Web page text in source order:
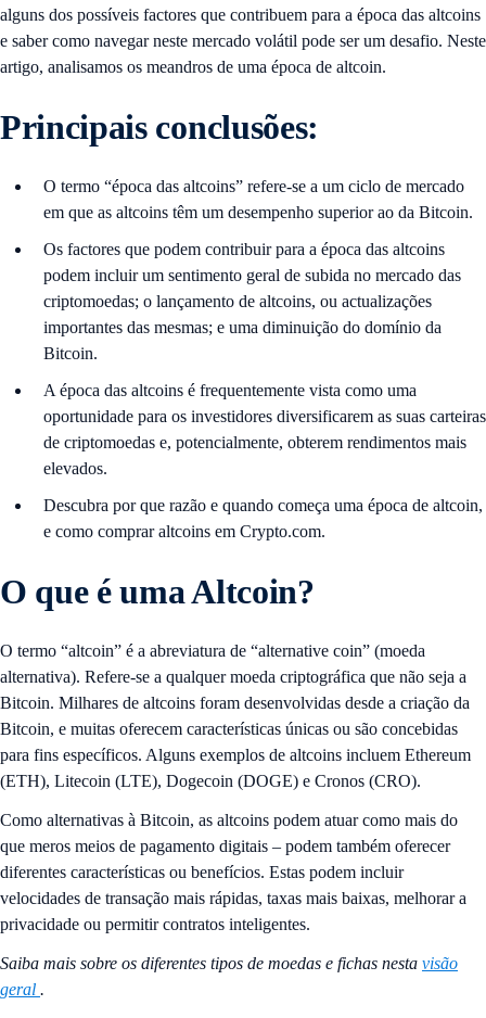
alguns dos possíveis factores que contribuem para a época das altcoins
e saber como navegar neste mercado volátil pode ser um desafio. Neste
artigo, analisamos os meandros de uma época de altcoin.
Principais conclusões:
O termo “época das altcoins” refere-se a um ciclo de mercado
em que as altcoins têm um desempenho superior ao da Bitcoin.
Os factores que podem contribuir para a época das altcoins
podem incluir um sentimento geral de subida no mercado das
criptomoedas; o lançamento de altcoins, ou actualizações
importantes das mesmas; e uma diminuição do domínio da
Bitcoin.
A época das altcoins é frequentemente vista como uma
oportunidade para os investidores diversificarem as suas carteiras
de criptomoedas e, potencialmente, obterem rendimentos mais
elevados.
Descubra por que razão e quando começa uma época de altcoin,
e como comprar altcoins em Crypto.com.
O que é uma Altcoin?
O termo “altcoin” é a abreviatura de “alternative coin” (moeda
alternativa). Refere-se a qualquer moeda criptográfica que não seja a
Bitcoin. Milhares de altcoins foram desenvolvidas desde a criação da
Bitcoin, e muitas oferecem características únicas ou são concebidas
para fins específicos. Alguns exemplos de altcoins incluem Ethereum
(ETH), Litecoin (LTE), Dogecoin (DOGE) e Cronos (CRO).
Como alternativas à Bitcoin, as altcoins podem atuar como mais do
que meros meios de pagamento digitais – podem também oferecer
diferentes características ou benefícios. Estas podem incluir
velocidades de transação mais rápidas, taxas mais baixas, melhorar a
privacidade ou permitir contratos inteligentes.
Saiba mais sobre os diferentes tipos de moedas e fichas nesta visão
geral .